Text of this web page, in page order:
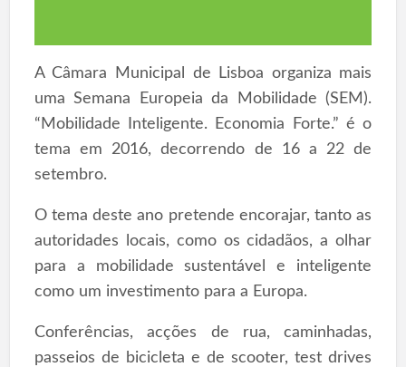
A Câmara Municipal de Lisboa organiza mais
uma Semana Europeia da Mobilidade (SEM).
“Mobilidade Inteligente. Economia Forte.” é o
tema em 2016, decorrendo de 16 a 22 de
setembro.
O tema deste ano pretende encorajar, tanto as
autoridades locais, como os cidadãos, a olhar
para a mobilidade sustentável e inteligente
como um investimento para a Europa.
Conferências, acções de rua, caminhadas,
passeios de bicicleta e de scooter, test drives